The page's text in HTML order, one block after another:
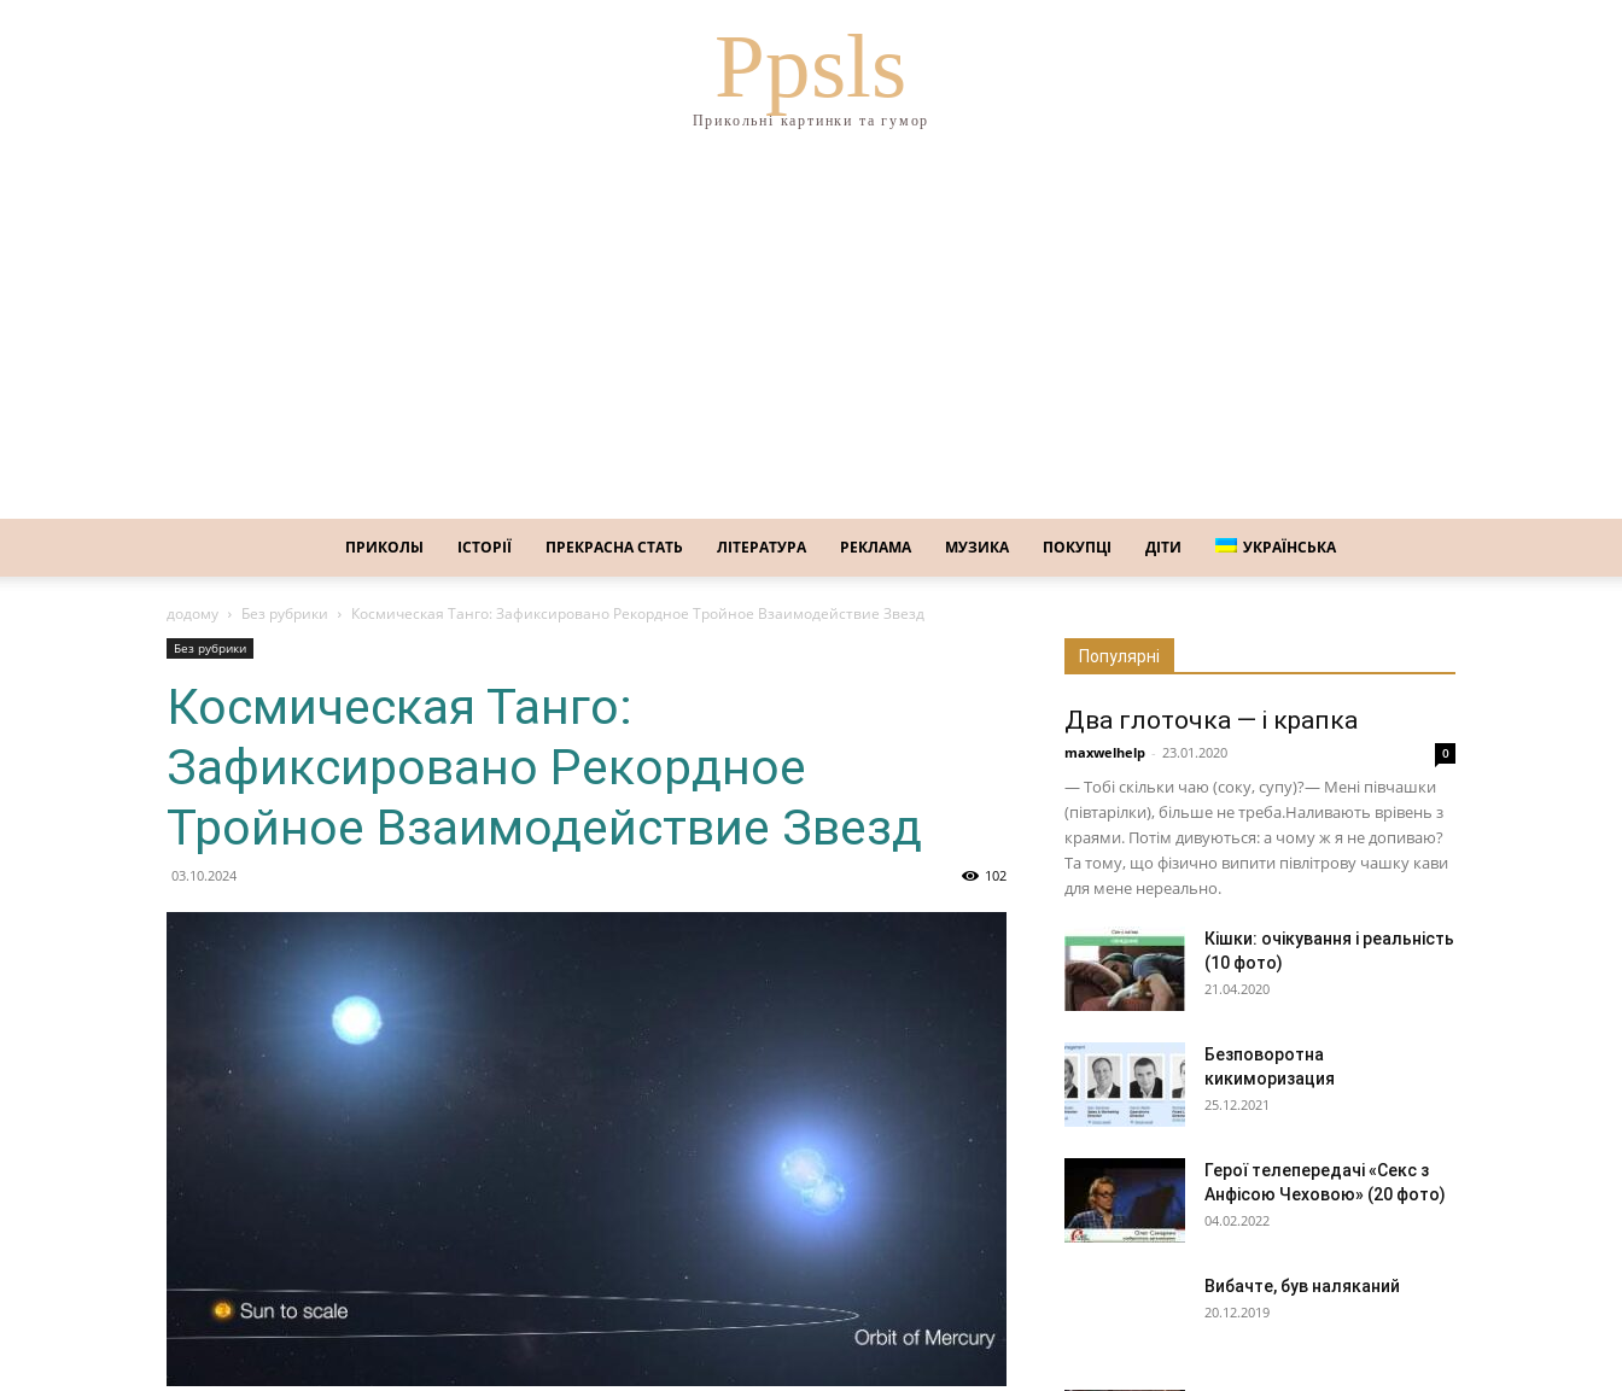
Ppsls
Прикольні картинки та гумор
ПРИКОЛЫ ІСТОРІЇ ПРЕКРАСНА СТАТЬ ЛІТЕРАТУРА РЕКЛАМА МУЗИКА ПОКУПЦІ ДІТИ УКРАЇНСЬКА
додому Без рубрики Космическая Танго: Зафиксировано Рекордное Тройное Взаимодействие Звезд
Без рубрики
Космическая Танго:
Зафиксировано Рекордное
Тройное Взаимодействие Звезд
03.10.2024 102
Популярні
Два глоточка — і крапка
maxwelhelp - 23.01.2020 0
— Тобі скільки чаю (соку, супу)?— Мені півчашки
(півтарілки), більше не треба.Наливають врівень з
краями. Потім дивуються: а чому ж я не допиваю?
Та тому, що фізично випити півлітрову чашку кави
для мене нереально.
Кішки: очікування і реальність
(10 фото)
21.04.2020
Безповоротна
кикиморизация
25.12.2021
Герої телепередачі «Секс з
Анфісою Чеховою» (20 фото)
04.02.2022
Вибачте, був наляканий
20.12.2019